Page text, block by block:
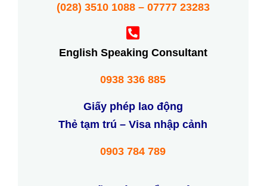
(028) 3510 1088 – 07777 23283
English Speaking Consultant
0938 336 885
Giấy phép lao động
Thẻ tạm trú – Visa nhập cảnh
0903 784 789